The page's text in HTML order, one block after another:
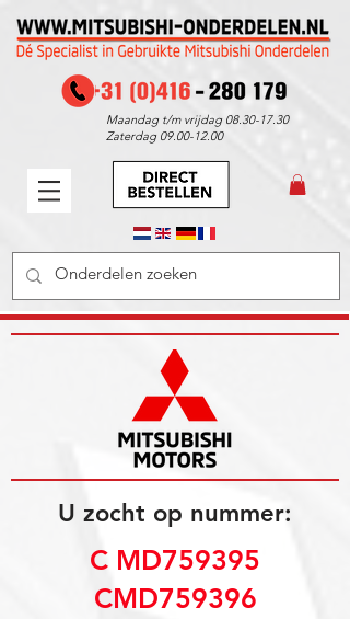
Maandag t/m vrijdag 08.30-17.30
Zaterdag 09.00-12.00
U zocht op nummer:
C MD759395
CMD759396